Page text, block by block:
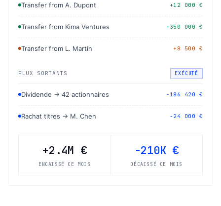
Transfer from A. Dupont +12 000 €
Transfer from Kima Ventures +350 000 €
Transfer from L. Martin +8 500 €
FLUX SORTANTS EXÉCUTÉ
Dividende → 42 actionnaires -186 420 €
Rachat titres → M. Chen -24 000 €
+2.4M €
ENCAISSÉ CE MOIS
-210K €
DÉCAISSÉ CE MOIS